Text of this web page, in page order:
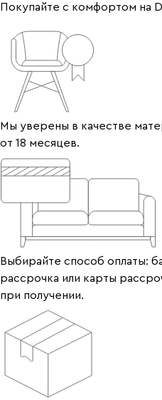
Покупайте с комфортом на
Мы уверены в качестве
от 18 месяцев.
Выбирайте способ оплаты:
рассрочка или карты
при получении.